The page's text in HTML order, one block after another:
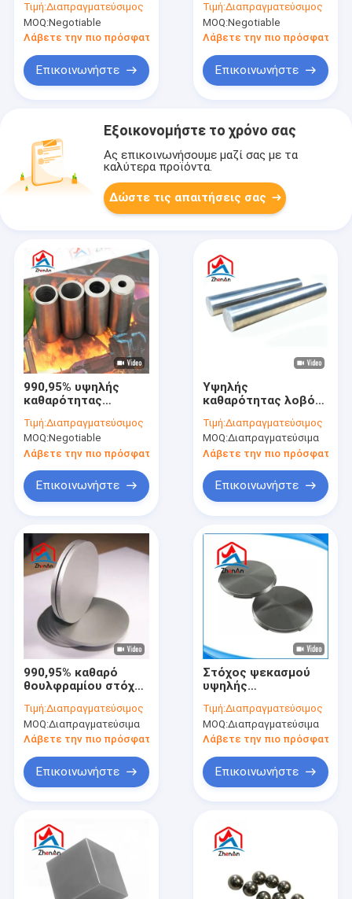
Προϊόντα
Εμφάνιση VR
καρβίδιο σωλήνα
99,95% καθαρή
υψηλής ποιότητας
Τιμή:Διαπραγματεύσιμος
MOQ:Negotiable
Λάβετε την πιο πρόσφατη τιμή
Επικοινωνήστε
βαλφρένιο
τσιμεντοποιημένο
με καρβίδιο
Τιμή:Διαπραγματεύσιμος
MOQ:Negotiable
Λάβετε την πιο πρόσφατη
Επικοινωνήστε
Εξοικονομήστε το χρόνο σας
Ας επικοινωνήσουμε μαζί σας με τα
καλύτερα προϊόντα.
Δώστε τις απαιτήσεις σας
990,95% υψηλής
καθαρότητας
βαλφραμίνης
τσιμεντοποιημένο
καρβίδιο σωλήνα
Τιμή:Διαπραγματεύσιμος
MOQ:Negotiable
Λάβετε την πιο πρόσφατη τιμή
Επικοινωνήστε
Υψηλής
καθαρότητας λοβός
βολφραμίου
ανθεκτικός στη
θερμότητα
Τιμή:Διαπραγματεύσιμος
MOQ:Διαπραγματεύσιμα
Λάβετε την πιο πρόσφατη
Επικοινωνήστε
990,95% καθαρό
θουλφραμίου στόχο
W θουλφραμίου
στόχο αντιδιάβρωση
Τιμή:Διαπραγματεύσιμος
MOQ:Διαπραγματεύσιμα
Λάβετε την πιο πρόσφατη τιμή
Επικοινωνήστε
Στόχος ψεκασμού
υψηλής
τιτανίου βολφραμίου
99,99%
Τιμή:Διαπραγματεύσιμος
MOQ:Διαπραγματεύσιμα
Λάβετε την πιο πρόσφατη
Επικοινωνήστε